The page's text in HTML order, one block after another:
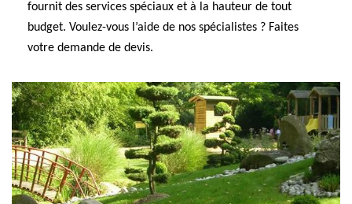
fournit des services spéciaux et à la hauteur de tout
budget. Voulez-vous l’aide de nos spécialistes ? Faites
votre demande de devis.